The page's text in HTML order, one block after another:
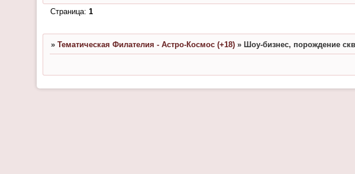
Страница: 1
» Тематическая Филателия - Астро-Космос (+18) » Шоу-бизнес, порождение